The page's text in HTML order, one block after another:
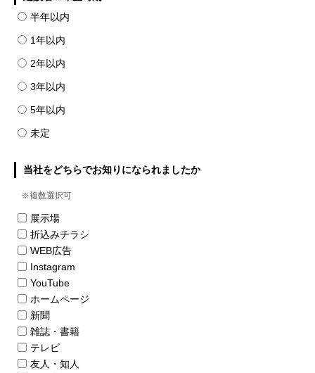
半年以内
1年以内
2年以内
3年以内
5年以内
未定
当社をどちらでお知りになられましたか
※複数選択可
展示場
折込みチラシ
WEB広告
Instagram
YouTube
ホームページ
新聞
雑誌・書籍
テレビ
友人・知人